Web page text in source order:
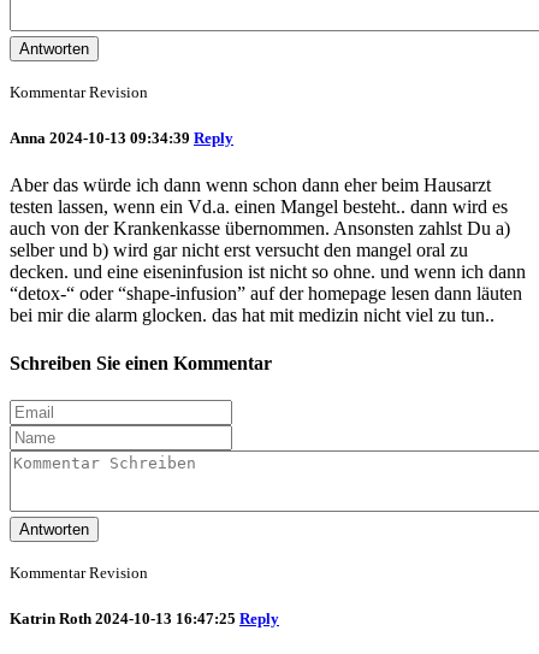
Antworten
Kommentar Revision
Anna 2024-10-13 09:34:39 Reply
Aber das würde ich dann wenn schon dann eher beim Hausarzt
testen lassen, wenn ein Vd.a. einen Mangel besteht.. dann wird es
auch von der Krankenkasse übernommen. Ansonsten zahlst Du a)
selber und b) wird gar nicht erst versucht den mangel oral zu
decken. und eine eiseninfusion ist nicht so ohne. und wenn ich dann
“detox-“ oder “shape-infusion” auf der homepage lesen dann läuten
bei mir die alarm glocken. das hat mit medizin nicht viel zu tun..
Schreiben Sie einen Kommentar
Antworten
Kommentar Revision
Katrin Roth 2024-10-13 16:47:25 Reply